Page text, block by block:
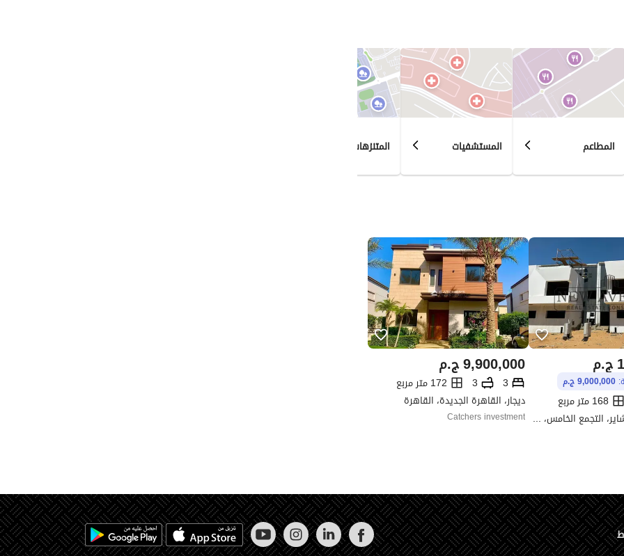
المطاعم المستشفيات المتنزهات
ج.م
9,000,000 ج.م
168 متر مربع
كومباوند ايست شاير، التجمع الخامس، القاهرة الجديدة، القاهرة
ج.م9,900,000
3
3
172 متر مربع
ديجار، القاهرة الجديدة، القاهرة
Catchers investment